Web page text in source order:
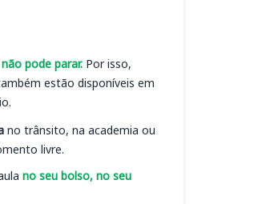
não pode parar. Por isso,
estão disponíveis em
no trânsito, na academia ou
livre.
no seu bolso, no seu